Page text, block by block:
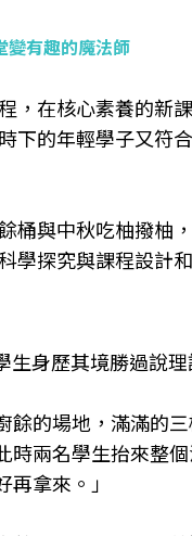
變有趣的魔法師
，在核心素養的新
下的年輕學子又符
桶與中秋吃柚撥柚
學探究與課程設計
生身歷其境勝過說理
餘的場地，滿滿的
時兩名學生抬來整
拿來。」